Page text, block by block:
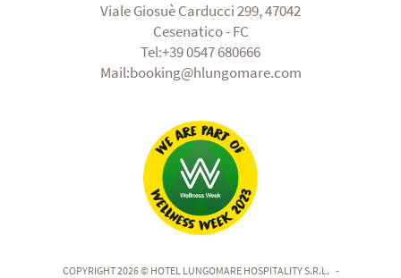
Viale Giosuè Carducci 299, 47042
Cesenatico - FC
Tel:+39 0547 680666
Mail:booking@hlungomare.com
COPYRIGHT 2026 © HOTEL LUNGOMARE HOSPITALITY S.R.L. -